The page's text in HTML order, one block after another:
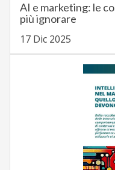
AI e marketing: le
più ignorare
17 Dic 2025